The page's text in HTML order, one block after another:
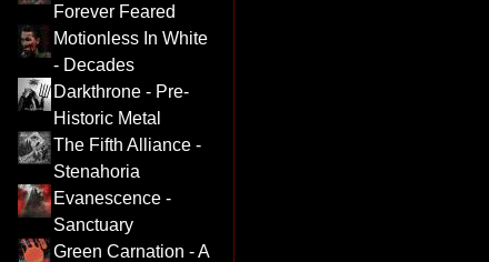
Forever Feared
Motionless In White
- Decades
Darkthrone - Pre-
Historic Metal
The Fifth Alliance -
Stenahoria
Evanescence -
Sanctuary
Green Carnation - A